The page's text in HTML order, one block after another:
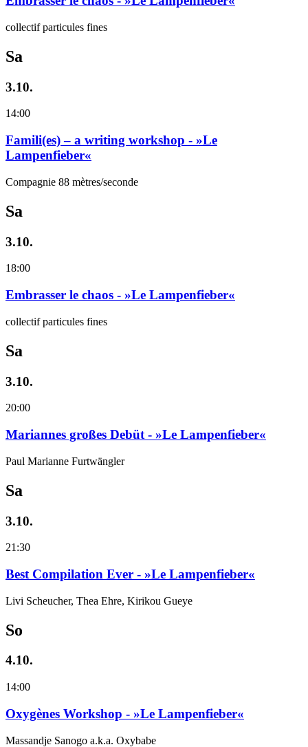
collectif particules fines
Sa
3.10.
14:00
Famili(es) – a writing workshop - »Le
Lampenfieber«
Compagnie 88 mètres/seconde
Sa
3.10.
18:00
Embrasser le chaos - »Le Lampenfieber«
collectif particules fines
Sa
3.10.
20:00
Mariannes großes Debüt - »Le Lampenfieber«
Paul Marianne Furtwängler
Sa
3.10.
21:30
Best Compilation Ever - »Le Lampenfieber«
Livi Scheucher, Thea Ehre, Kirikou Gueye
So
4.10.
14:00
Oxygènes Workshop - »Le Lampenfieber«
Massandje Sanogo a.k.a. Oxybabe